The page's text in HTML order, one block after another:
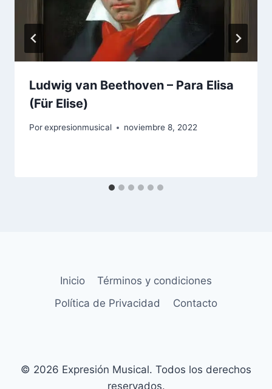
Ludwig van Beethoven – Para Elisa
(Für Elise)
Porexpresionmusical noviembre 8, 2022
Inicio
Términos y condiciones
Política de Privacidad
Contacto
© 2026 Expresión Musical. Todos los derechos
reservados.